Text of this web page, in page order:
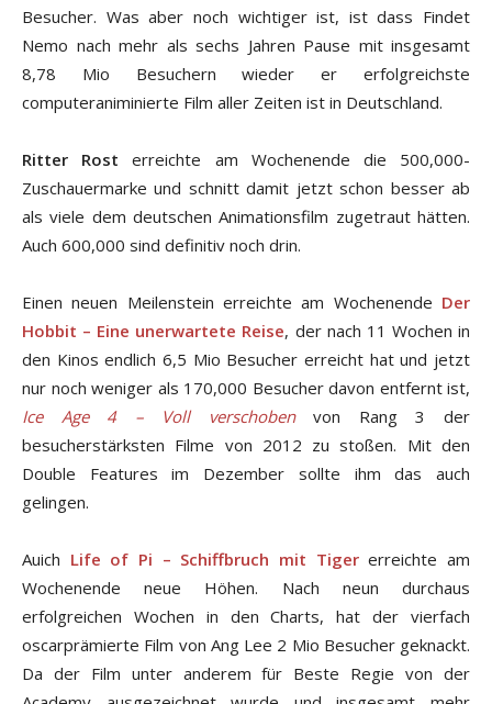
Besucher. Was aber noch wichtiger ist, ist dass Findet
Nemo nach mehr als sechs Jahren Pause mit insgesamt
8,78 Mio Besuchern wieder er erfolgreichste
computeraniminierte Film aller Zeiten ist in Deutschland.
Ritter Rost erreichte am Wochenende die 500,000-
Zuschauermarke und schnitt damit jetzt schon besser ab
als viele dem deutschen Animationsfilm zugetraut hätten.
Auch 600,000 sind definitiv noch drin.
Einen neuen Meilenstein erreichte am Wochenende Der
Hobbit – Eine unerwartete Reise, der nach 11 Wochen in
den Kinos endlich 6,5 Mio Besucher erreicht hat und jetzt
nur noch weniger als 170,000 Besucher davon entfernt ist,
Ice Age 4 – Voll verschobenvon Rang 3 der
besucherstärksten Filme von 2012 zu stoßen. Mit den
Double Features im Dezember sollte ihm das auch
gelingen.
Auich Life of Pi – Schiffbruch mit Tigererreichte am
Wochenende neue Höhen. Nach neun durchaus
erfolgreichen Wochen in den Charts, hat der vierfach
oscarprämierte Film von Ang Lee 2 Mio Besucher geknackt.
Da der Film unter anderem für Beste Regie von der